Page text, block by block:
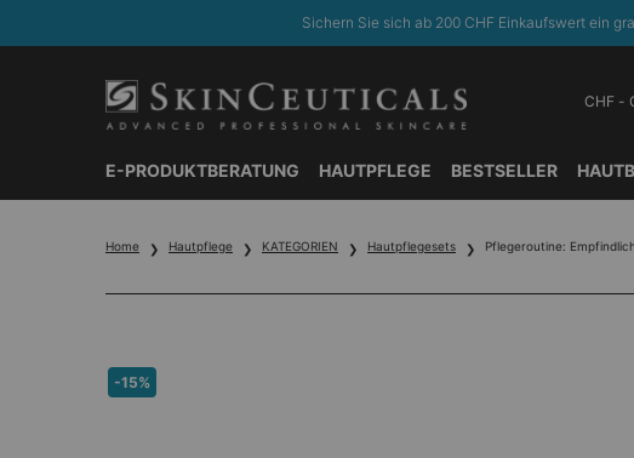
Sichern Sie sich ab 200 CHF Einkaufswert ein
CHF -
E-PRODUKTBERATUNG HAUTPFLEGE BESTSELLER
Home Hautpflege KATEGORIEN Hautpflegesets Pflegeroutine:
-15%